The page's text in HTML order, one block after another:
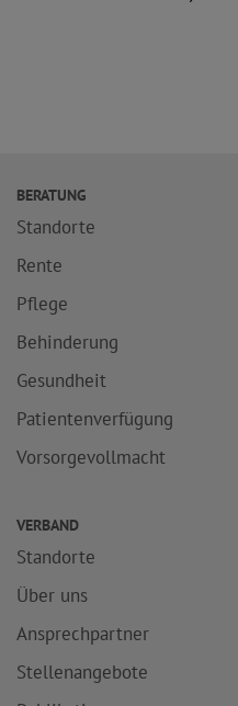
BERATUNG
Standorte
Rente
Pflege
Behinderung
Gesundheit
Patientenverfügung
Vorsorgevollmacht
VERBAND
Standorte
Über uns
Ansprechpartner
Stellenangebote